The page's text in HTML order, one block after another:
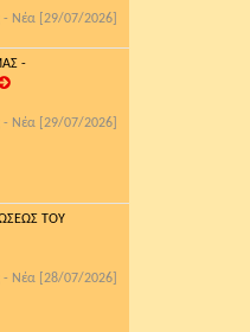
- Νέα [29/07/2026]
-
- Νέα [29/07/2026]
ΤΟΥ
- Νέα [28/07/2026]